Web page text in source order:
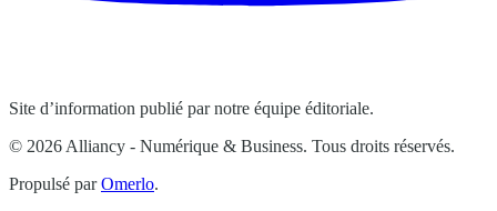
Site d’information publié par notre équipe éditoriale.
© 2026 Alliancy - Numérique & Business. Tous droits réservés.
Propulsé parOmerlo.